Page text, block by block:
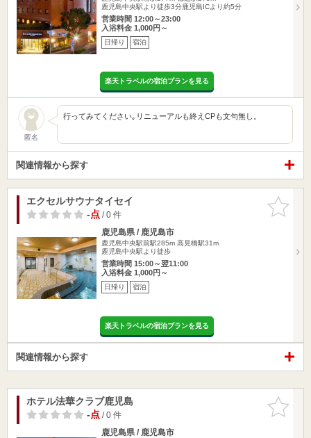
鹿児島中央駅より徒歩3分鹿児島ICより約5分
営業時間 12:00～23:00
入浴料金 1,000円～
日帰り 宿泊
楽天トラベルの宿泊プランを見る
匿名
行ってみてください｡リニューアルも終えCPも文句無し。
関連情報から探す
お気に入
りに追加
エクセルサウナタイセイ
-点/ 0 件
鹿児島県 / 鹿児島市
鹿児島中央駅前駅285m 高見橋駅31m
鹿児島中央駅より徒歩
営業時間 15:00～翌11:00
入浴料金 1,000円～
日帰り 宿泊
楽天トラベルの宿泊プランを見る
関連情報から探す
お気に入
りに追加
ホテル法華クラブ鹿児島
-点/ 0 件
鹿児島県 / 鹿児島市